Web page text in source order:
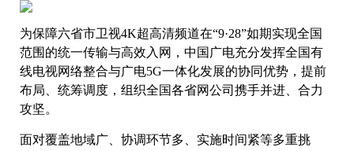
为保障六省市卫视4K超高清频道在“9·28”如期实现全国
范围的统一传输与高效入网，中国广电充分发挥全国有
线电视网络整合与广电5G一体化发展的协同优势，提前
布局、统筹调度，组织全国各省网公司携手并进、合力
攻坚。
面对覆盖地域广、协调环节多、实施时间紧等多重挑